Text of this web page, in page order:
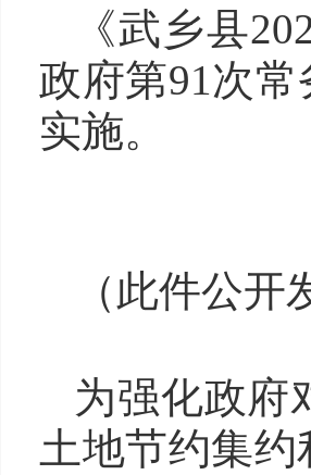
《武乡县
政府第91次
实施。
（此件公开
为强化政府
土地节约集